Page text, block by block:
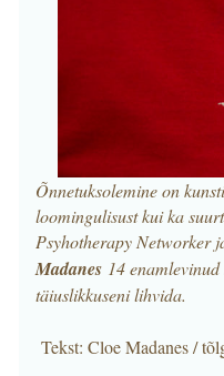
Õnnetuksolemine on
loomingulisust kui ka
Psyhotherapy Networker
Madanes 14
täiuslikkuseni lihvida.
Tekst: Cloe Madanes /